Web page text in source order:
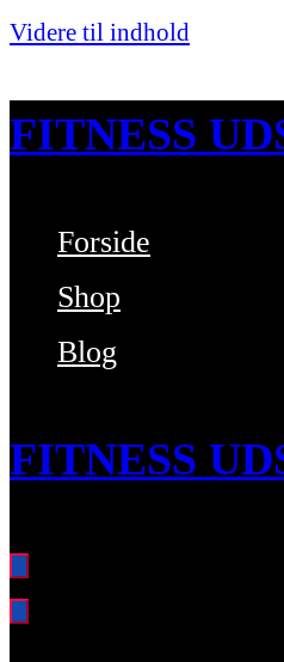
Videre til indhold
FITNESS
Bare endnu et fitness
Forside
Shop
Blog
FITNESS
Bare endnu et fitness